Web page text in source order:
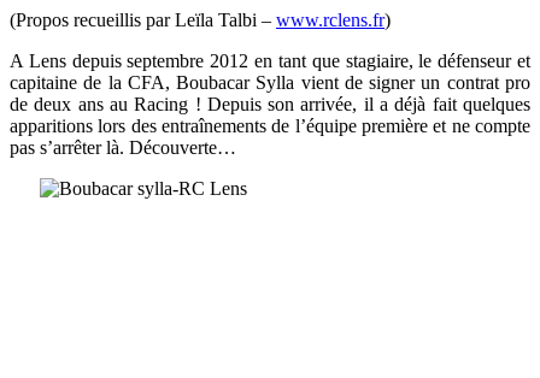
(Propos recueillis par Leïla Talbi – www.rclens.fr)
A Lens depuis septembre 2012 en tant que stagiaire, le défenseur et
capitaine de la CFA, Boubacar Sylla vient de signer un contrat pro
de deux ans au Racing ! Depuis son arrivée, il a déjà fait quelques
apparitions lors des entraînements de l’équipe première et ne compte
pas s’arrêter là. Découverte…